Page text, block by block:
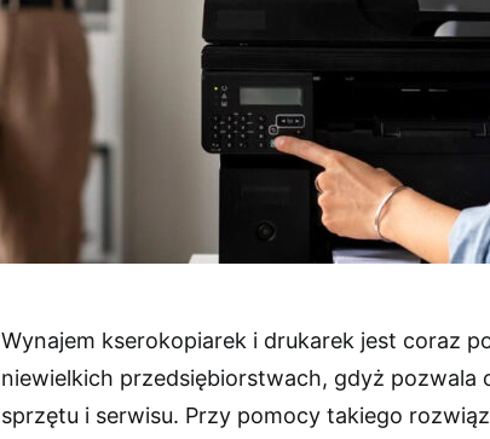
Wynajem kserokopiarek i drukarek jest coraz
niewielkich przedsiębiorstwach, gdyż pozwala
sprzętu i serwisu. Przy pomocy takiego